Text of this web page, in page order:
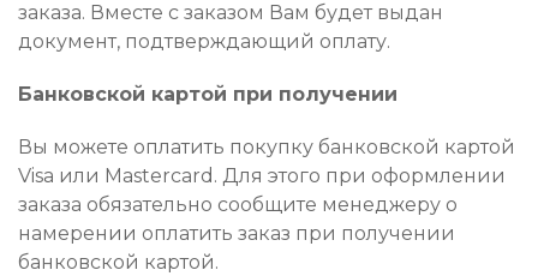
заказа. Вместе с заказом Вам будет выдан
документ, подтверждающий оплату.
Банковской картой при получении
Вы можете оплатить покупку банковской картой
Visa или Mastercard. Для этого при оформлении
заказа обязательно сообщите менеджеру о
намерении оплатить заказ при получении
банковской картой.